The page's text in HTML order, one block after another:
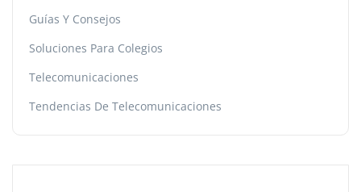
Guías Y Consejos
Soluciones Para Colegios
Telecomunicaciones
Tendencias De Telecomunicaciones